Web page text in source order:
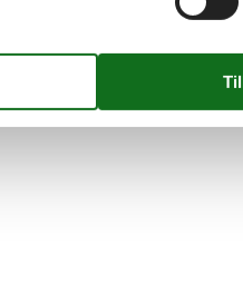
til dejlig børnevenlig strand. I
ud mod vejen. På grunden
i charmerende